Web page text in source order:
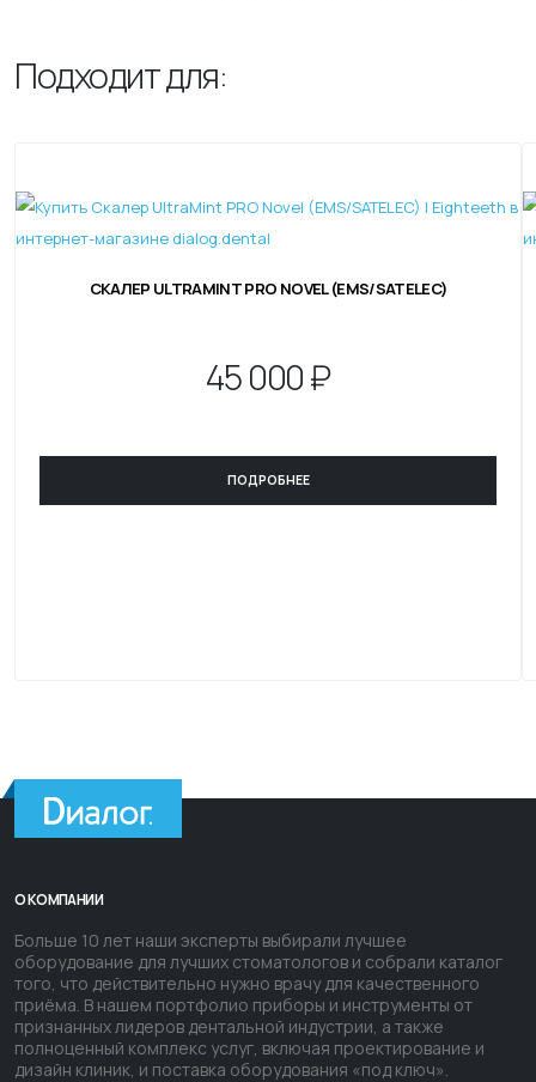
Подходит для:
СКАЛЕР ULTRAMINT PRO NOVEL (EMS/SATELEC)
45000 ₽
ПОДРОБНЕЕ
О КОМПАНИИ
Больше 10 лет наши эксперты выбирали лучшее
оборудование для лучших стоматологов и собрали каталог
того, что действительно нужно врачу для качественного
приёма. В нашем портфолио приборы и инструменты от
признанных лидеров дентальной индустрии, а также
полноценный комплекс услуг, включая проектирование и
дизайн клиник, и поставка оборудования «под ключ».